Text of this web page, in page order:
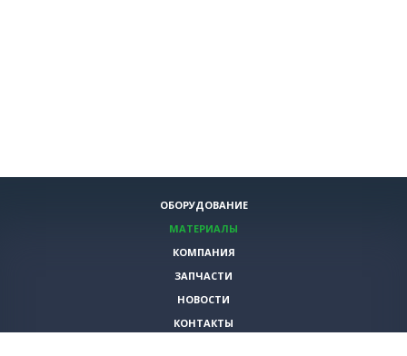
ОБОРУДОВАНИЕ
МАТЕРИАЛЫ
КОМПАНИЯ
ЗАПЧАСТИ
НОВОСТИ
КОНТАКТЫ